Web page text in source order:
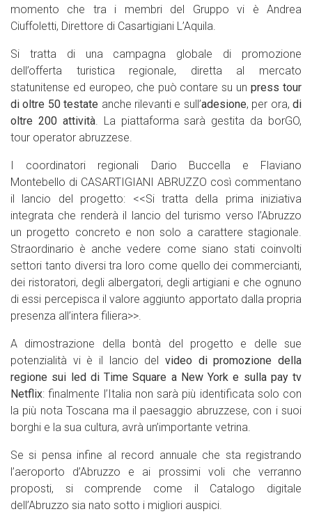
momento che tra i membri del Gruppo vi è Andrea
Ciuffoletti, Direttore di Casartigiani L’Aquila.
Si tratta di una campagna globale di promozione
dell’offerta turistica regionale, diretta al mercato
statunitense ed europeo, che può contare su unpress tour
di oltre 50 testate anche rilevanti e sull’adesione, per ora,di
oltre 200 attività. La piattaforma sarà gestita da borGO,
tour operator abruzzese.
I coordinatori regionali Dario Buccella e Flaviano
Montebello di CASARTIGIANI ABRUZZO così commentano
il lancio del progetto: <<Si tratta della prima iniziativa
integrata che renderà il lancio del turismo verso l’Abruzzo
un progetto concreto e non solo a carattere stagionale.
Straordinario è anche vedere come siano stati coinvolti
settori tanto diversi tra loro come quello dei commercianti,
dei ristoratori, degli albergatori, degli artigiani e che ognuno
di essi percepisca il valore aggiunto apportato dalla propria
presenza all’intera filiera>>.
A dimostrazione della bontà del progetto e delle sue
potenzialità vi è il lancio del video di promozione della
regione sui led di Time Square a New York e sulla pay tv
Netflix: finalmente l’Italia non sarà più identificata solo con
la più nota Toscana ma il paesaggio abruzzese, con i suoi
borghi e la sua cultura, avrà un’importante vetrina.
Se si pensa infine al record annuale che sta registrando
l’aeroporto d’Abruzzo e ai prossimi voli che verranno
proposti, si comprende come il Catalogo digitale
dell’Abruzzo sia nato sotto i migliori auspici.